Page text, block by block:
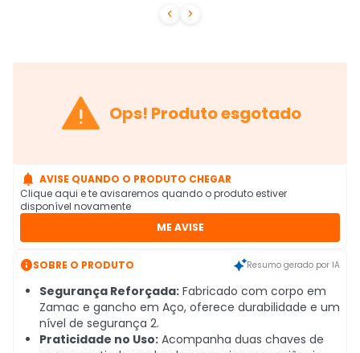
 
 Ops! Produto esgotado
 AVISE QUANDO O PRODUTO CHEGAR
Clique aqui e te avisaremos quando o produto estiver
disponível novamente
ME AVISE
SOBRE O PRODUTO Resumo gerado por IA
Segurança Reforçada: Fabricado com corpo em
Zamac e gancho em Aço, oferece durabilidade e um
nível de segurança 2.
Praticidade no Uso: Acompanha duas chaves de